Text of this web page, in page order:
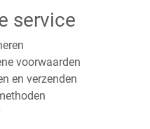
service
voorwaarden
en verzenden